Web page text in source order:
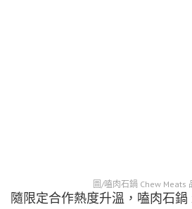
圖/嗑肉石鍋 Chew Meats
隨限定合作熱度升溫，嗑肉石